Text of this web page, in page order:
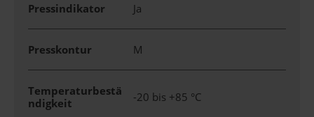
Pressindikator Ja
Presskontur M
Temperaturbestä
ndigkeit
-20 bis +85 °C